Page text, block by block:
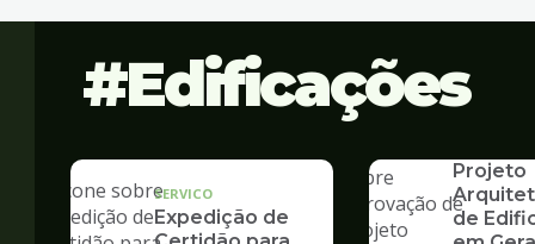
Edificações
SERVICO
Expedição de
Projeto
de